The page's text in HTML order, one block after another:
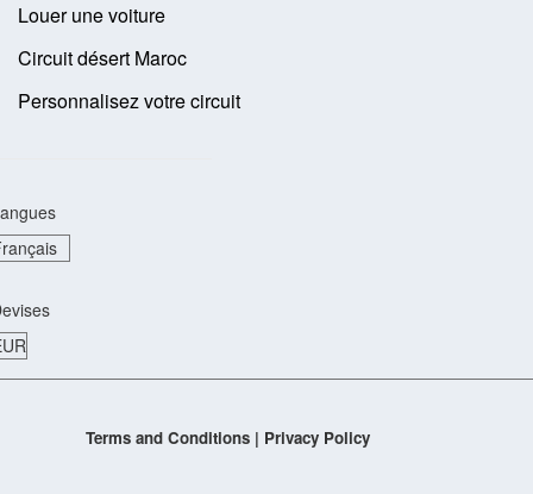
Louer une voiture
Circuit désert Maroc
Personnalisez votre circuit
Terms and Conditions | Privacy Policy